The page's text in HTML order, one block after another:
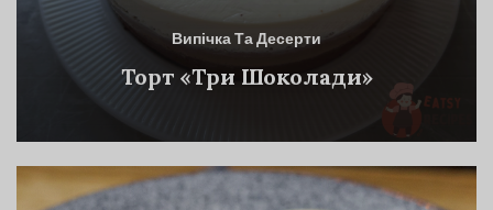
Випічка Та Десерти
Торт «Три Шоколади»